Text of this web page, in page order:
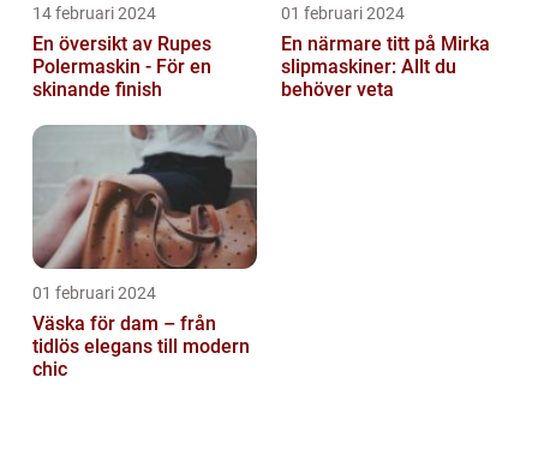
14 februari 2024
En översikt av Rupes
Polermaskin - För en
skinande finish
01 februari 2024
En närmare titt på Mirka
slipmaskiner: Allt du
behöver veta
01 februari 2024
Väska för dam – från
tidlös elegans till modern
chic